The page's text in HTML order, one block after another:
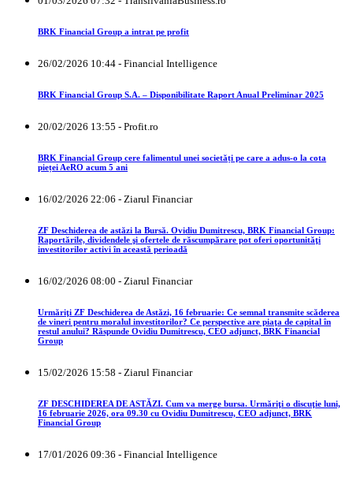
BRK Financial Group a intrat pe profit
26/02/2026 10:44 - Financial Intelligence
BRK Financial Group S.A. – Disponibilitate Raport Anual Preliminar 2025
20/02/2026 13:55 - Profit.ro
BRK Financial Group cere falimentul unei societăți pe care a adus-o la cota
pieței AeRO acum 5 ani
16/02/2026 22:06 - Ziarul Financiar
ZF Deschiderea de astăzi la Bursă. Ovidiu Dumitrescu, BRK Financial Group:
Raportările, dividendele şi ofertele de răscumpărare pot oferi oportunităţi
investitorilor activi în această perioadă
16/02/2026 08:00 - Ziarul Financiar
Urmăriţi ZF Deschiderea de Astăzi, 16 februarie: Ce semnal transmite scăderea
de vineri pentru moralul investitorilor? Ce perspective are piaţa de capital în
restul anului? Răspunde Ovidiu Dumitrescu, CEO adjunct, BRK Financial
Group
15/02/2026 15:58 - Ziarul Financiar
ZF DESCHIDEREA DE ASTĂZI. Cum va merge bursa. Urmăriţi o discuţie luni,
16 februarie 2026, ora 09.30 cu Ovidiu Dumitrescu, CEO adjunct, BRK
Financial Group
17/01/2026 09:36 - Financial Intelligence